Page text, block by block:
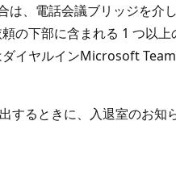
、電話会議ブリッジを介
の下部に含まれる 1 つ以上
イヤルインMicrosoft
するときに、入退室のお知